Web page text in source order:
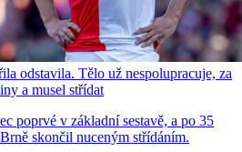
odstavila. Tělo už nespolupracuje, za
a musel střídat
poprvé v základní sestavě, a po 35
skončil nuceným střídáním.